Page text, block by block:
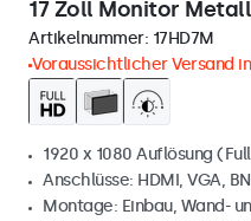
17 Zoll Monitor Metall
Artikelnummer: 17HD7M
Voraussichtlicher Versand in
1920 x 1080 Auflösung
Anschlüsse: HDMI, VGA,
Montage: Einbau, Wand-